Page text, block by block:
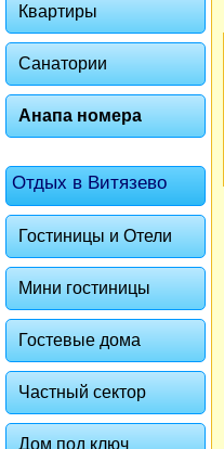
Квартиры
Санатории
Анапа номера
Отдых в Витязево
Гостиницы и Отели
Мини гостиницы
Гостевые дома
Частный сектор
Дом под ключ